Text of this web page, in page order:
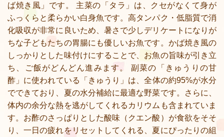
ば焼き風」です。 主菜の「タラ」は、クセがなくて身が
ふっくらと柔らかい白身魚です。高タンパク・低脂質で消
化吸収が非常に良いため、暑さで少しデリケートになりが
ちな子どもたちの胃腸にも優しいお魚です。かば焼き風の
しっかりとした味付けにすることで、お魚の旨味が引き立
ち、ご飯がどんどん進みます。 副菜の「きゅうりの甘
酢」に使われている「きゅうり」は、全体の約95%が水分
でできており、夏の水分補給に最適な野菜です。さらに、
体内の余分な熱を逃がしてくれるカリウムも含まれていま
す。お酢のさっぱりとした酸味（クエン酸）が食欲をそそ
り、一日の疲れをリセットしてくれる、夏にぴったりの組